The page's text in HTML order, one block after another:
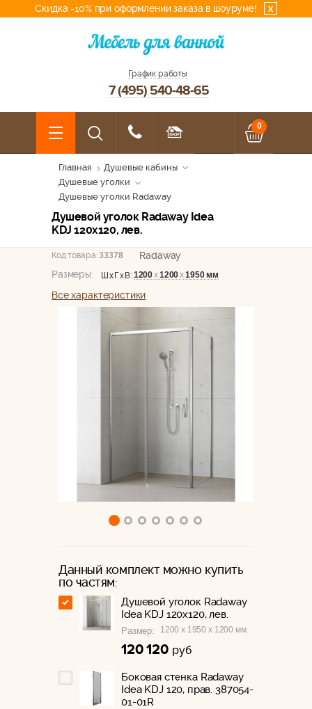
Скидка -10% при оформлении заказа в шоуруме! x
График работы
7 (495) 540-48-65
0
Главная
Душевые кабины
Душевые уголки
Душевые уголки Radaway
Душевой уголок Radaway Idea
KDJ 120x120, лев.
Код товара: 33378
Radaway
Размеры:
ШхГхВ:1200х1200х1950 мм
Все характеристики
Данный комплект можно купить
по частям:
Душевой уголок Radaway
Idea KDJ 120x120, лев.
Размер: 1200 x 1950 x 1200 мм.
120 120 руб
Боковая стенка Radaway
Idea KDJ 120, прав. 387054-
01-01R